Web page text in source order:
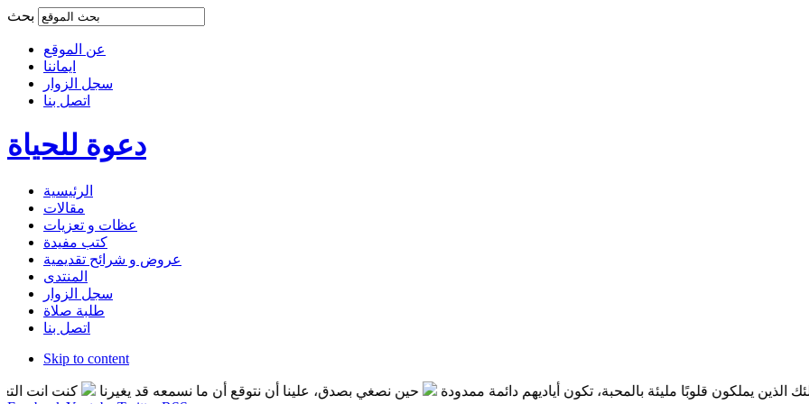
عن الموقع
ايماننا
سجل الزوار
اتصل بنا
دعوة للحياة
الرئيسية
مقالات
عظات و تعزيات
كتب مفيدة
عروض و شرائح تقديمية
المنتدى
سجل الزوار
طلبة صلاة
اتصل بنا
Skip to content
يملكون قلوبًا مليئة بالمحبة، تكون أياديهم دائمة ممدودة حين نصغي بصدق، علينا أن نتوقع أن ما نسمعه قد يغيرنا كنت انت التغير الذي